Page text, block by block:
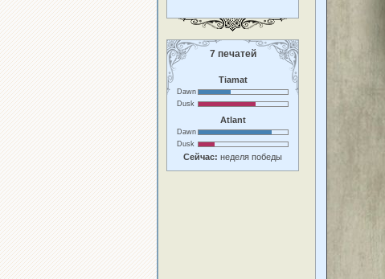
7 печатей
Tiamat
Dawn
Dusk
Atlant
Dawn
Dusk
Сейчас: неделя победы